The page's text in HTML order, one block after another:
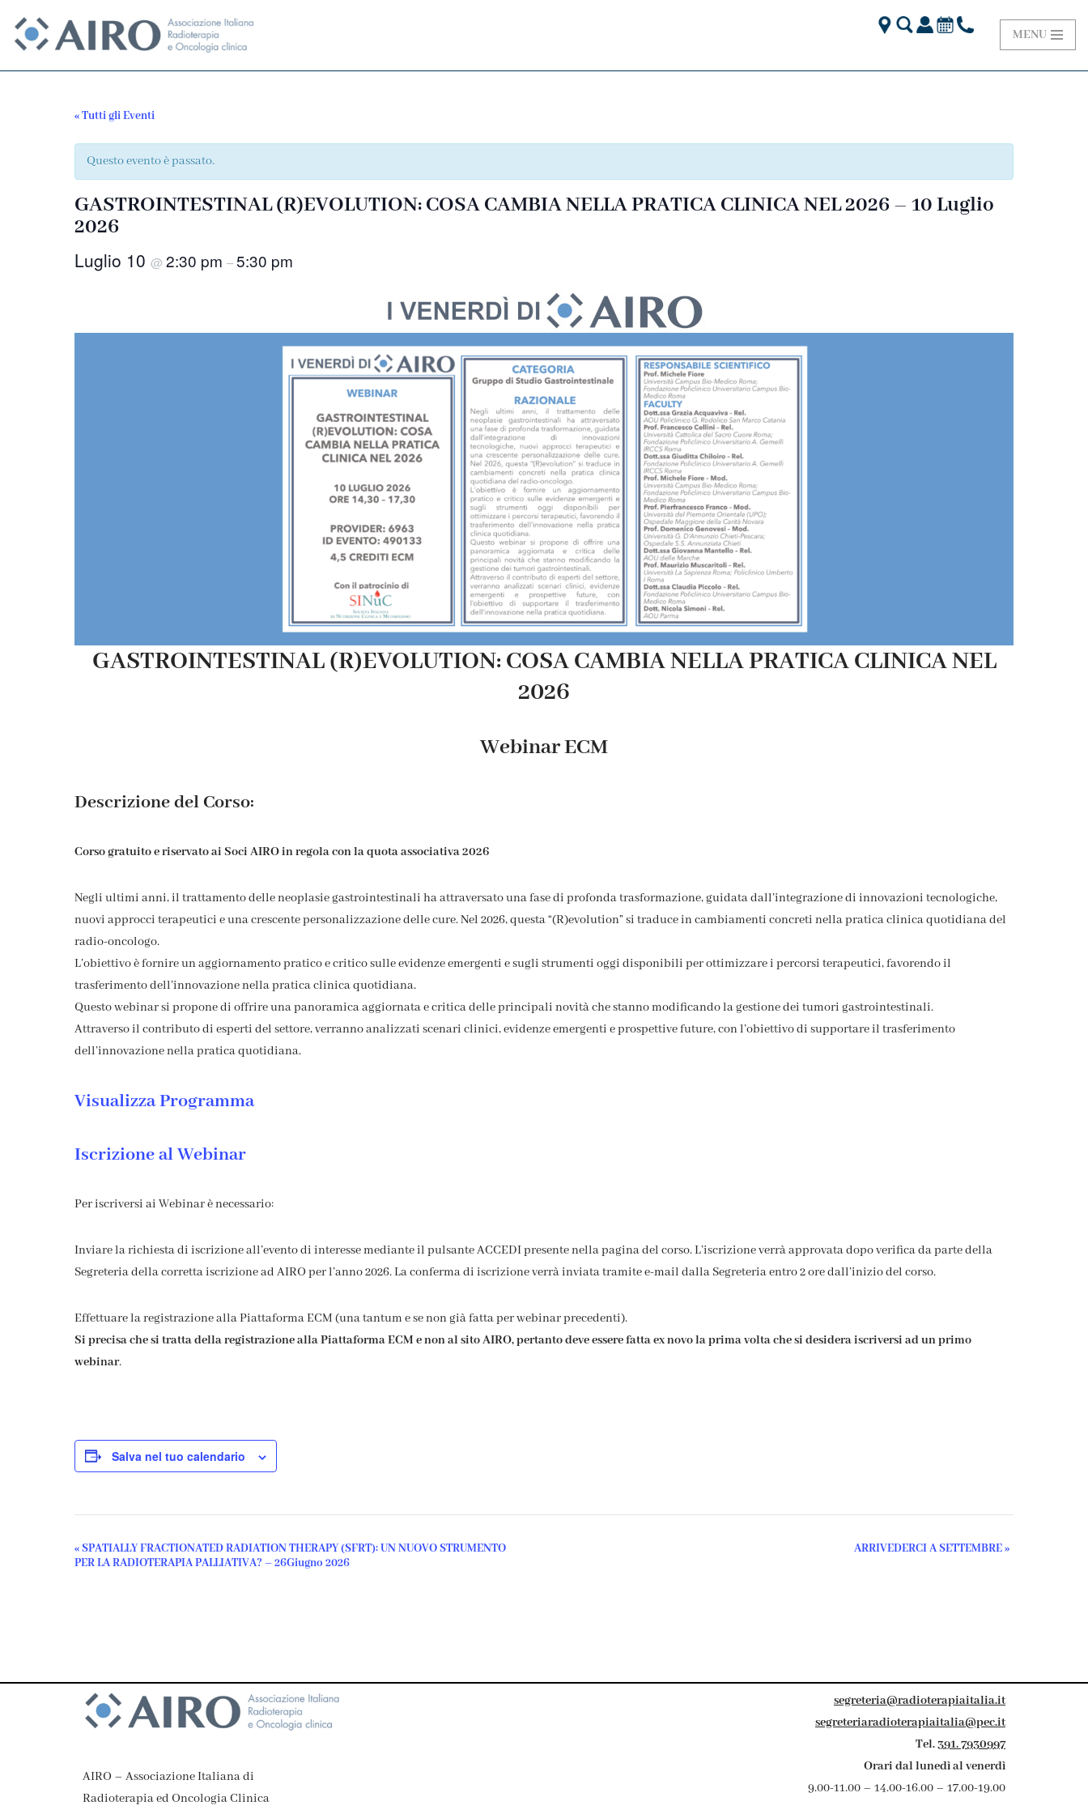
Vai
MENU
« Tutti gli Eventi
Questo evento è passato.
GASTROINTESTINAL (R)EVOLUTION: COSA CAMBIA NELLA PRATICA CLINICA NEL 2026 – 10 Luglio
2026
Luglio 10 @ 2:30 pm –5:30 pm
GASTROINTESTINAL (R)EVOLUTION: COSA CAMBIA NELLA PRATICA CLINICA NEL
2026
Webinar ECM
Descrizione del Corso:
Corso gratuito e riservato ai Soci AIRO in regola con la quota associativa 2026
Negli ultimi anni, il trattamento delle neoplasie gastrointestinali ha attraversato una fase di profonda trasformazione, guidata dall’integrazione di innovazioni tecnologiche,
nuovi approcci terapeutici e una crescente personalizzazione delle cure. Nel 2026, questa “(R)evolution” si traduce in cambiamenti concreti nella pratica clinica quotidiana del
radio-oncologo.
L’obiettivo è fornire un aggiornamento pratico e critico sulle evidenze emergenti e sugli strumenti oggi disponibili per ottimizzare i percorsi terapeutici, favorendo il
trasferimento dell’innovazione nella pratica clinica quotidiana.
Questo webinar si propone di offrire una panoramica aggiornata e critica delle principali novità che stanno modificando la gestione dei tumori gastrointestinali.
Attraverso il contributo di esperti del settore, verranno analizzati scenari clinici, evidenze emergenti e prospettive future, con l’obiettivo di supportare il trasferimento
dell’innovazione nella pratica quotidiana.
Visualizza Programma
Iscrizione al Webinar
Per iscriversi ai Webinar è necessario:
Inviare la richiesta di iscrizione all’evento di interesse mediante il pulsante ACCEDI presente nella pagina del corso. L’iscrizione verrà approvata dopo verifica da parte della
Segreteria della corretta iscrizione ad AIRO per l’anno 2026. La conferma di iscrizione verrà inviata tramite e-mail dalla Segreteria entro 2 ore dall’inizio del corso.
Effettuare la registrazione alla Piattaforma ECM (una tantum e se non già fatta per webinar precedenti).
Si precisa che si tratta della registrazione alla Piattaforma ECM e non al sito AIRO, pertanto deve essere fatta ex novo la prima volta che si desidera iscriversi ad un primo
webinar.
Salva nel tuo calendario
Evento
«SPATIALLY FRACTIONATED RADIATION THERAPY (SFRT): UN NUOVO STRUMENTO
PER LA RADIOTERAPIA PALLIATIVA? – 26Giugno 2026
ARRIVEDERCI A SETTEMBRE»
AIRO – Associazione Italiana di
Radioterapia ed Oncologia Clinica
segreteria@radioterapiaitalia.it
segreteriaradioterapiaitalia@pec.it
Tel.391. 7930997
Orari dal lunedì al venerdì
9.00-11.00 – 14.00-16.00 – 17.00-19.00